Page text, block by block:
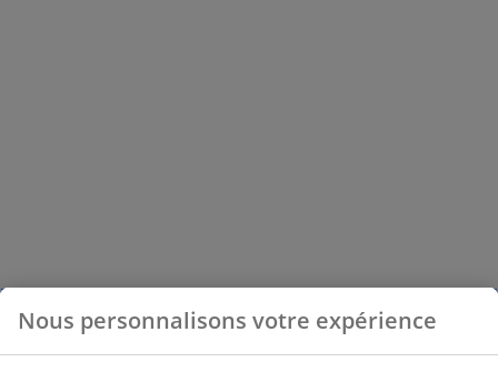
Nous personnalisons votre expérience